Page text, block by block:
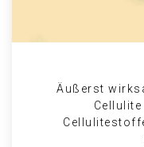
Äußerst